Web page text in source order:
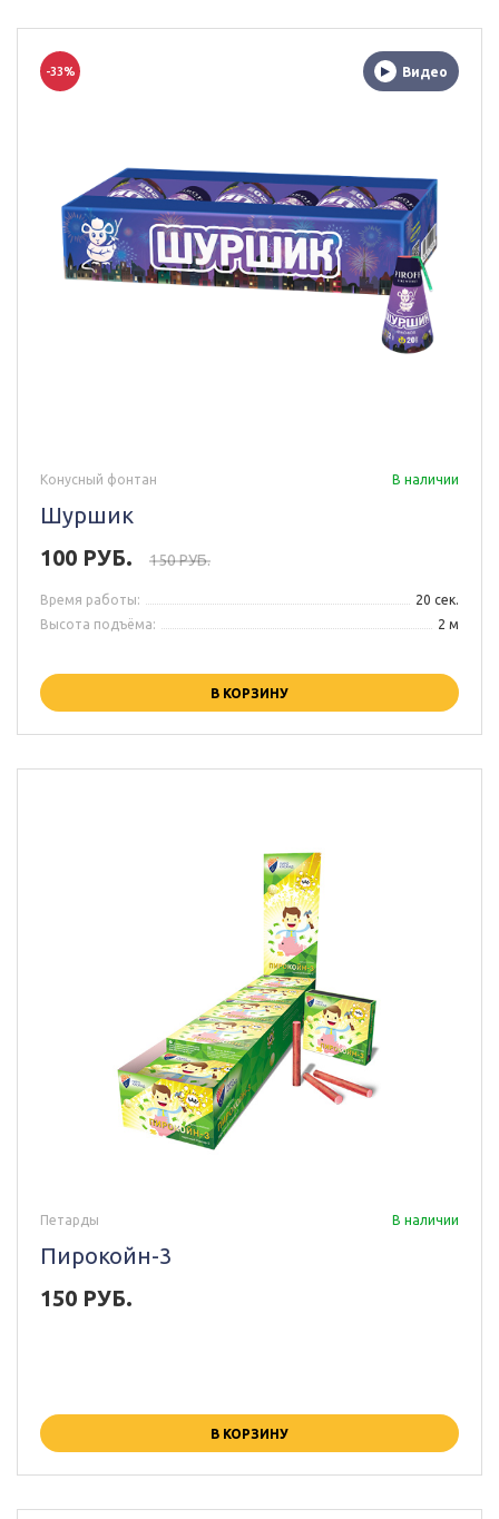
Видео
-33%
Конусный фонтан В наличии
Шуршик
100 РУБ.
150 РУБ.
Время работы:
20 сек.
Высота подъёма:
2 м
В КОРЗИНУ
Петарды В наличии
Пирокойн-3
150 РУБ.
В КОРЗИНУ